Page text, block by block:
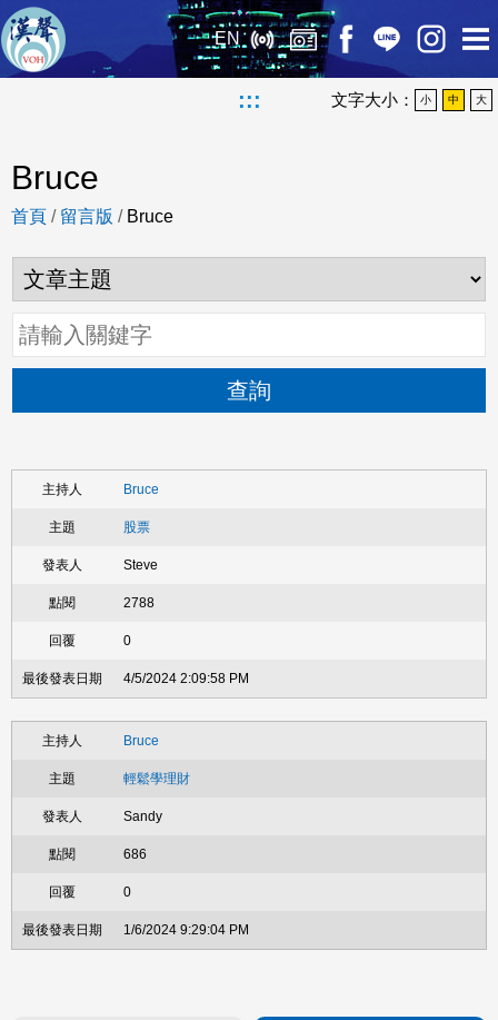
EN
::: 文字大小： 小 中 大
Bruce
首頁 / 留言版 / Bruce
查詢
Bruce
股票
Steve
2788
0
4/5/2024 2:09:58 PM
Bruce
輕鬆學理財
Sandy
686
0
1/6/2024 9:29:04 PM